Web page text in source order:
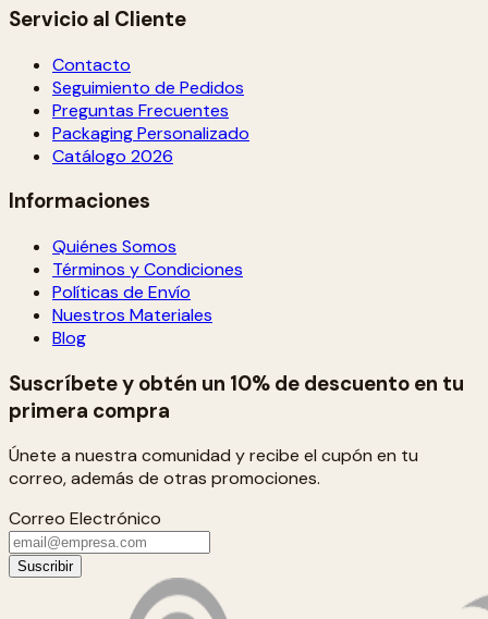
Servicio al Cliente
Contacto
Seguimiento de Pedidos
Preguntas Frecuentes
Packaging Personalizado
Catálogo 2026
Informaciones
Quiénes Somos
Términos y Condiciones
Políticas de Envío
Nuestros Materiales
Blog
Suscríbete y obtén un 10% de descuento en tu
primera compra
Únete a nuestra comunidad y recibe el cupón en tu
correo, además de otras promociones.
Correo Electrónico
Suscribir